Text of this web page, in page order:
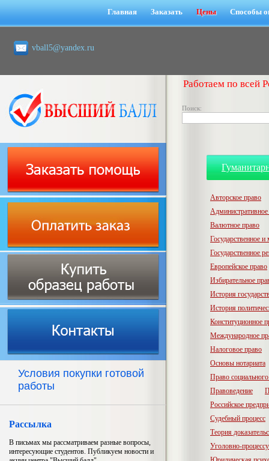
Главная Заказать Цены Способы
vball5@yandex.ru
Работаем по всей
Поиск:
Условия покупки готовой
работы
Рассылка
В письмах мы рассматриваем разные вопросы,
интересующие студентов. Публикуем новости и
Авторское право
Административное
Валютное право
Государственное
Государственное
Европейское право
Избирательное
История
История
Конституционное
Международное
Налоговое право
Основы нотариата
Право
Правоведение
Российское
Судебный процесс
Теория
Уголовно-